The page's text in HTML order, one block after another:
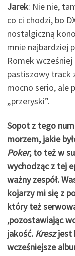
Jarek: Nie nie,
co ci chodzi, bo
nostalgiczną
mnie najbardziej
Romek
pastiszowy track
mocno serio, ale
„przeryski”.
Sopot z tego
morzem, jakie
Poker, to też w
wychodząc z tej
ważny zespół.
kojarzy mi się z
który też
,pozostawiając
jakość. Kreszjest
wcześniejsze